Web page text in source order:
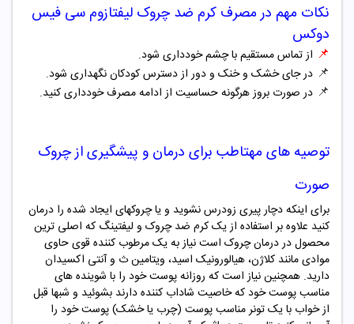
نکات مهم در مصرف کرم ضد چروک لیفتازوم سی فیس
دوکس
📌 از تماس مستقیم با چشم خودداری شود.
📌 در جای خشک و خنک و دور از دسترس کودکان نگهداری شود.
📌 در صورت بروز هرگونه حساسیت از ادامه مصرف خودداری کنید.
توصیه های مهتاطب برای درمان و پیشگیری از چروک
صورت
برای اینکه دچار پیری زودرس نشوید و یا چروکهای ایجاد شده را درمان
کنید علاوه بر استفاده از یک کرم ضد چروک و لیفتینگ که اصلی ترین
محصول در درمان چروک است نیاز به یک مرطوب کننده قوی حاوی
موادی مانند کلاژن، هیالورونیک اسید، ویتامین ث و آنتی اکسیدان
دارید. همچنین نیاز است که روزانه پوست خود را با شوینده های
مناسب پوست خود که خاصیت شاداب کننده دارند بشوئید و شبها قبل
از خواب با یک تونر مناسب پوست (چرب یا خشک) پوست خود را